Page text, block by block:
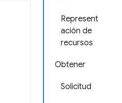
Represent
ación de
recursos
Obtener
Solicitud